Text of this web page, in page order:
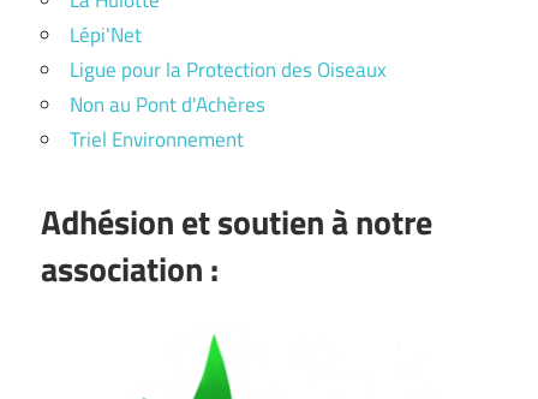
Lépi'Net
Ligue pour la Protection des Oiseaux
Non au Pont d'Achères
Triel Environnement
Adhésion et soutien à notre
association :